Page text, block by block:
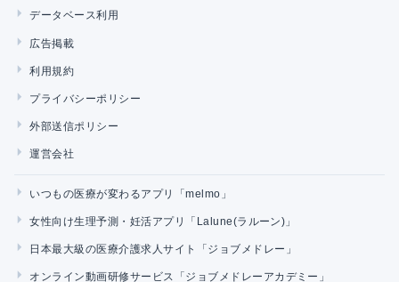
データベース利用
広告掲載
利用規約
プライバシーポリシー
外部送信ポリシー
運営会社
いつもの医療が変わるアプリ「melmo」
女性向け生理予測・妊活アプリ「Lalune(ラルーン)」
日本最大級の医療介護求人サイト「ジョブメドレー」
オンライン動画研修サービス「ジョブメドレーアカデミー」